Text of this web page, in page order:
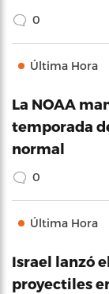
0
Última Hora
La NOAA
temporada
normal
0
Última Hora
Israel lanzó
proyectiles